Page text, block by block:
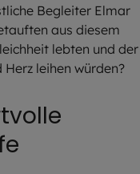
Begleiter Elmar
aus diesem
lebten und der
leihen würden?